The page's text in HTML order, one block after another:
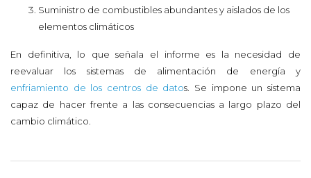
Suministro de combustibles abundantes y aislados de los
elementos climáticos
En definitiva, lo que señala el informe es la necesidad de
reevaluar los sistemas de alimentación de energía y
enfriamiento de los centros de datos. Se impone un sistema
capaz de hacer frente a las consecuencias a largo plazo del
cambio climático.